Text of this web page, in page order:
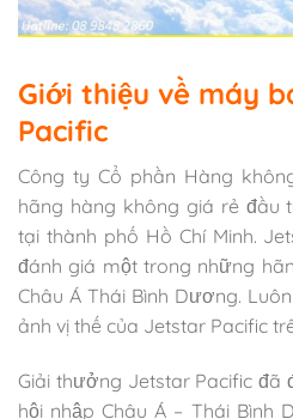
Giới thiệu về máy
Pacific
Công ty Cổ phần Hàng
hãng hàng không giá rẻ đầu
tại thành phố Hồ Chí Minh.
đánh giá một trong những
Châu Á Thái Bình Dương.
ảnh vị thế của Jetstar Pacific
Giải thưởng Jetstar Pacific đã
hội nhập Châu Á – Thái Bình